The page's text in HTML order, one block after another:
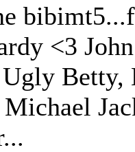
<3
Betty,
Michael